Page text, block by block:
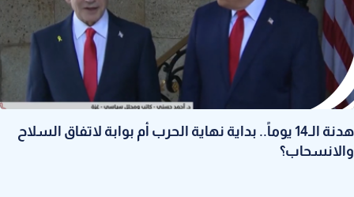
هدنة الـ14 يوماً.. بداية نهاية الحرب أم بوابة لاتفاق السلاح
والانسحاب؟